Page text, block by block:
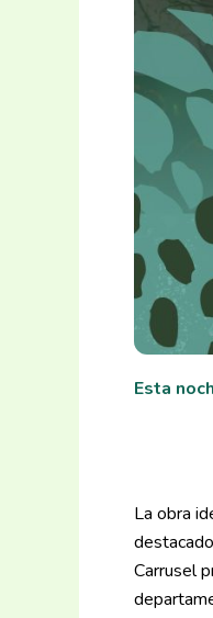
Esta
La obra
Carrusel